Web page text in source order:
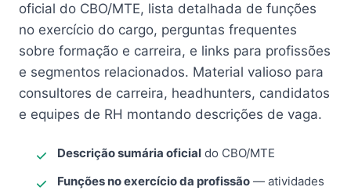
oficial do CBO/MTE, lista detalhada de funções
no exercício do cargo, perguntas frequentes
sobre formação e carreira, e links para profissões
e segmentos relacionados. Material valioso para
consultores de carreira, headhunters, candidatos
e equipes de RH montando descrições de vaga.
Descrição sumária oficial do CBO/MTE
Funções no exercício da profissão — atividades